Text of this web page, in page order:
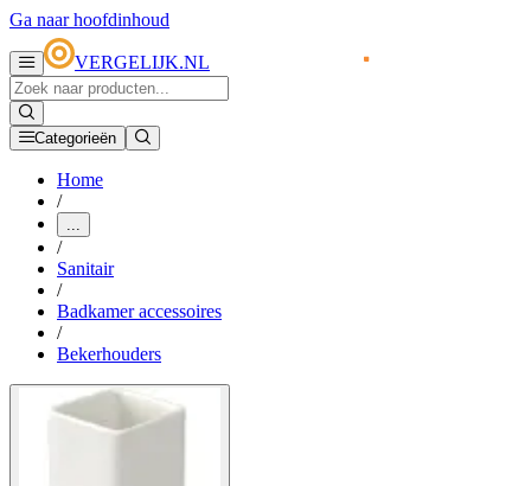
Ga naar hoofdinhoud
VERGELIJK.NL
Categorieën
Home
/
...
/
Sanitair
/
Badkamer accessoires
/
Bekerhouders